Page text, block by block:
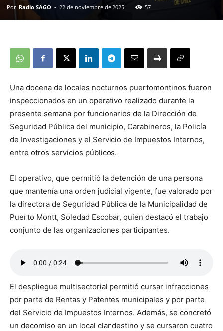
Por Radio SAGO - 22 de noviembre de 2025 57
Una docena de locales nocturnos puertomontinos fueron
inspeccionados en un operativo realizado durante la
presente semana por funcionarios de la Dirección de
Seguridad Pública del municipio, Carabineros, la Policía
de Investigaciones y el Servicio de Impuestos Internos,
entre otros servicios públicos.
El operativo, que permitió la detención de una persona
que mantenía una orden judicial vigente, fue valorado por
la directora de Seguridad Pública de la Municipalidad de
Puerto Montt, Soledad Escobar, quien destacó el trabajo
conjunto de las organizaciones participantes.
El despliegue multisectorial permitió cursar infracciones
por parte de Rentas y Patentes municipales y por parte
del Servicio de Impuestos Internos. Además, se concretó
un decomiso en un local clandestino y se cursaron cuatro